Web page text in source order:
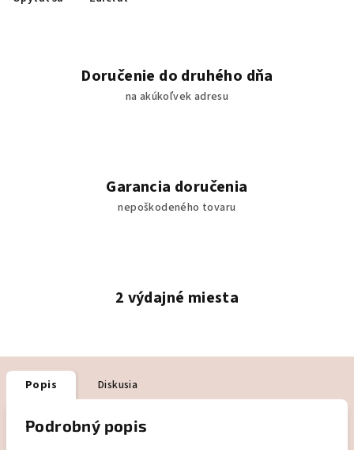
Doručenie do druhého dňa
na akúkoľvek adresu
Garancia doručenia
nepoškodeného tovaru
2 výdajné miesta
Popis Diskusia
Podrobný popis